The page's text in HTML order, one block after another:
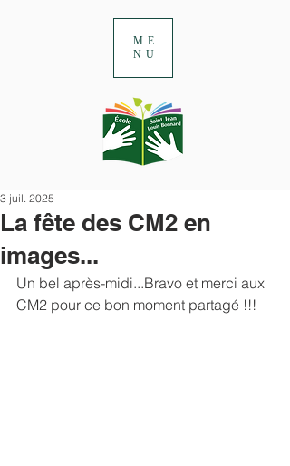
ME
NU
La fête des CM2 en
images...
3 juil. 2025
Un bel après-midi...Bravo et merci aux
CM2 pour ce bon moment partagé !!!